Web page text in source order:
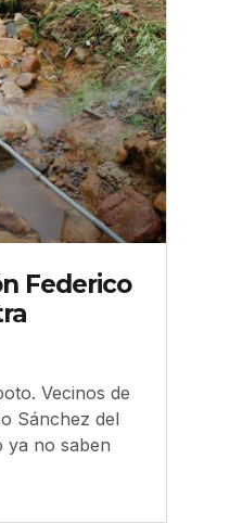
Federico
Vecinos de
Sánchez del
ya no saben